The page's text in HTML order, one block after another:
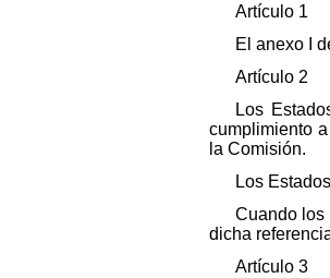
Artículo 1
El anexo I
Artículo 2
Los
cumplimiento
la Comisión.
Los
Cuando los
dicha
Artículo 3